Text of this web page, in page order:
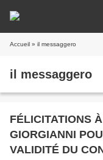
Accueil » il messaggero
il messaggero
FÉLICITATIONS
GIORGIANNI
VALIDITÉ DU